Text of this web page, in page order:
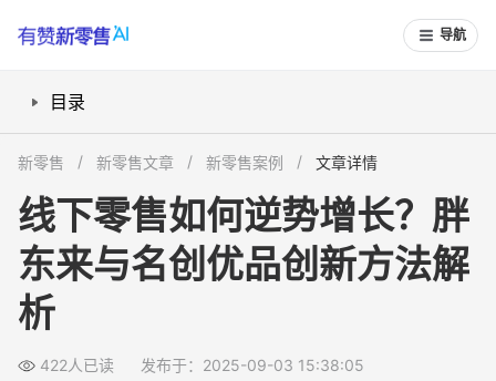
导航
目录
永辉超市学习胖东来模式有哪些实际效果？
创业者如何借鉴标杆，实现线下门店创新转型？
常见问题
为什么员工待遇提升能直接影响门店业绩？
新零售 新零售文章 新零售案例 文章详情
线下零售如何逆势增长？胖
东来与名创优品创新方法解
析
422人已读 发布于：2025-09-03 15:38:05